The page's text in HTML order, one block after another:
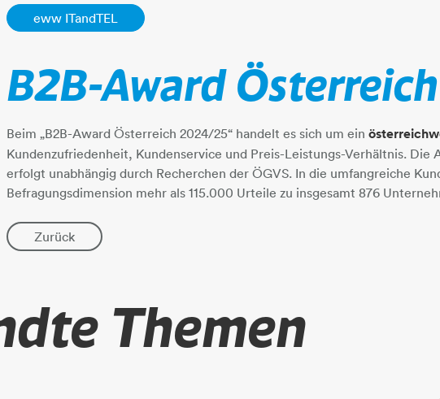
eww ITandTEL
B2B-Award Österreich
Beim „B2B-Award Österreich 2024/25“ handelt es sich um ein
Kundenzufriedenheit, Kundenservice und Preis-Leistungs-Verhältnis.
erfolgt unabhängig durch Recherchen der ÖGVS. In die umfangreiche
Befragungsdimension mehr als 115.000 Urteile zu insgesamt 876
Zurück
Themen